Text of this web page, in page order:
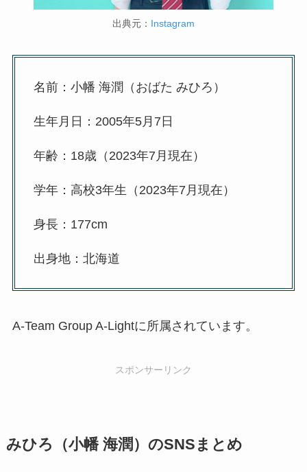
出典元： Instagram
名前：小幡 海潤（おばた みひろ）
生年月日：2005年5月7日
年齢：18歳（2023年7月現在）
学年：高校3年生（2023年7月現在）
身長：177cm
出身地：北海道
A-Team Group A-Lightに所属されています。
スポンサーリンク
みひろ（小幡 海潤）のSNSまとめ